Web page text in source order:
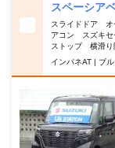
スペーシア
スライドドア
アコン スズキセ
ストップ 横滑
インパネAT | ブ